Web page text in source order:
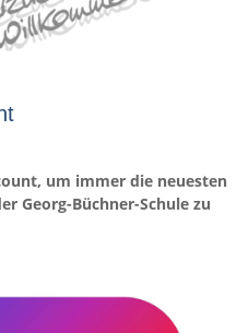
um immer die neuesten
Georg-Büchner-Schule zu